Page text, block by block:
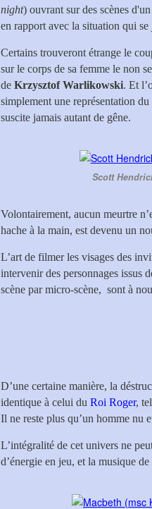
night) ouvrant sur des scènes
en rapport avec la situation qui se
Certains trouveront étrange le
sur le corps de sa femme le non
de Krzysztof Warlikowski. Et
simplement une représentation
suscite jamais autant de gêne.
Scott
Volontairement, aucun meurtre
hache à la main, est devenu un
L’art de filmer les visages des
intervenir des personnages issus
scène par micro-scène, sont à
D’une certaine manière, la
identique à celui du Roi Roger,
Il ne reste plus qu’un homme nu
L’intégralité de cet univers ne
d’énergie en jeu, et la musique